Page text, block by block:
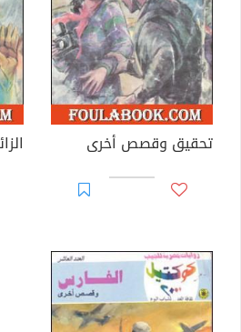
تحقيق وقصص أخرى